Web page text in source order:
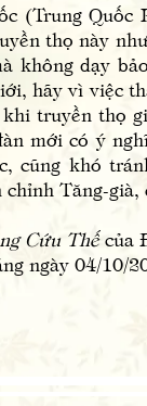
Quốc
thọ này
không dạy
hãy vì việc
truyền thọ
mới có ý
cũng khó
Tăng-
Cứu Thếcủa
ngày 04/10/